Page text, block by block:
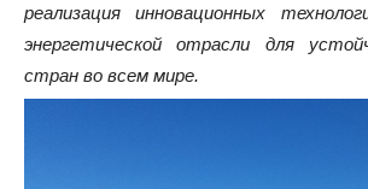
реализация инновационных
энергетической отрасли для
стран во всем мире.